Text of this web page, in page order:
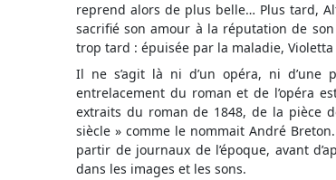
reprend alors de plus belle… Plus tard,
sacrifié son amour à la réputation de
trop tard : épuisée par la maladie,
Il ne s’agit là ni d’un opéra, ni d’une
entrelacement du roman et de l’opéra
extraits du roman de 1848, de la pièce
siècle » comme le nommait André
partir de journaux de l’époque, avant
dans les images et les sons.